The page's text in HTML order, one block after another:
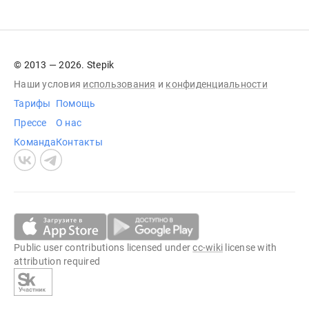
© 2013 — 2026. Stepik
Наши условия использования и конфиденциальности
Тарифы
Прессе
Команда
Помощь
О нас
Контакты
Public user contributions licensed undercc-wiki license with
attribution required